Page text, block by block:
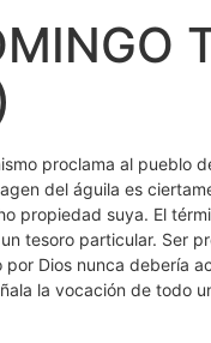
proclama al pueblo
del águila es
propiedad suya. El
tesoro particular. Ser
Dios nunca debería
la vocación de todo